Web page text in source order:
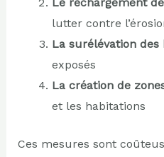
lutter contre
La surélévation des
exposés
La création de
et les habitations
Ces mesures sont